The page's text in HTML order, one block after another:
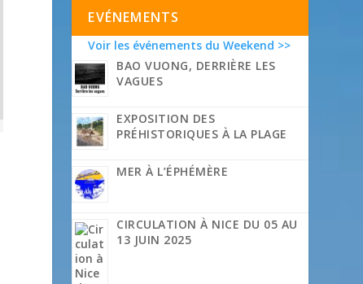
EVÉNEMENTS
Voir les événements du Weekend >>
BAO VUONG, DERRIÈRE LES
VAGUES
EXPOSITION DES
PRÉHISTORIQUES À LA PLAGE
MER À L’ÉPHÉMÈRE
CIRCULATION À NICE DU 05 AU
13 JUIN 2025